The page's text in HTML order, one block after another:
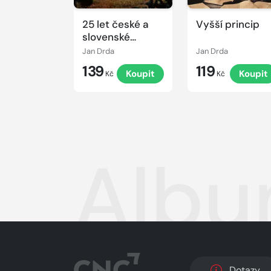
25 let české a
slovenské
literární tvorby
/1945-1970/
(Divadlo)
Jan Drda
139 Kč Koupit
Vyšší princip
Jan Drda
119 Kč Koupit